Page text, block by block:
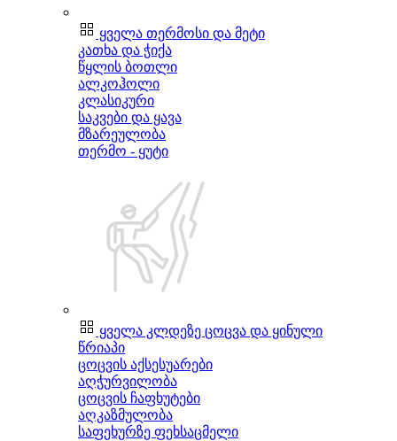
ყველა თერმოსი და მეტი
კათხა და ჭიქა
წყლის ბოთლი
ალკოჰოლი
კლასიკური
საკვები და ყავა
მზარეულობა
თერმო - ყუტი
ყველა კლდეზე ცოცვა და ყინული
წრიაპი
ცოცვის აქსესუარები
აღჭურვილობა
ცოცვის ჩაფხუტები
აღკაზმულობა
საფეხურზე ფეხსაცმელი